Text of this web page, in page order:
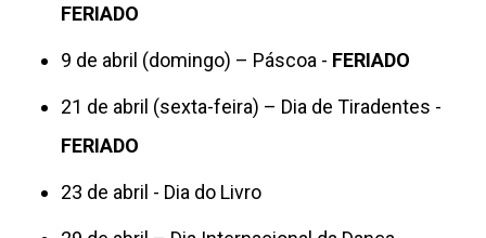
FERIADO
9 de abril (domingo) – Páscoa - FERIADO
21 de abril (sexta-feira) – Dia de Tiradentes -
FERIADO
23 de abril - Dia do Livro